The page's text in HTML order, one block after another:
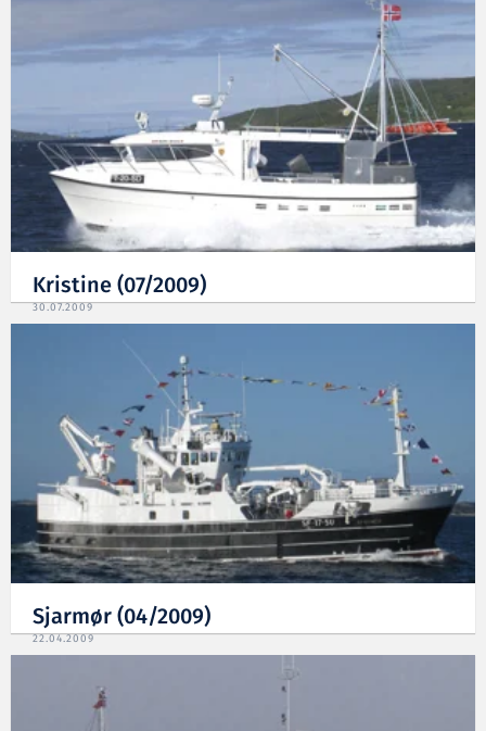
Kristine (07/2009)
30.07.2009
Sjarmør (04/2009)
22.04.2009